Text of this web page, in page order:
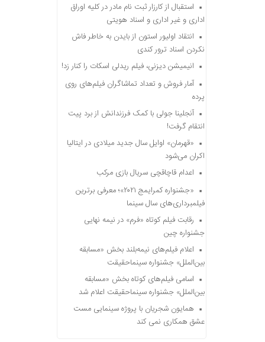
استقبال از کارزار ثبت نام مادر در کلیه اوراق
اداری و غیر اداری و اسناد هویتی
انتقاد اولیور استون از بایدن به خاطر فاش
نکردن اسناد ترور کندی
انیمیشن دیزنی، فیلم ریدلی اسکات را کنار زد!
آمار فروش و تعداد تماشاگران فیلم‌های روی
پرده
آنجلینا جولی با کمک فرزندانش از برد پیت
انتقام گرفت!
«قهرمان» اوایل سال جدید میلادی در ایتالیا
اکران می‌شود
اعدام قاچاقچی سریال بازی مرکب
«جشنواره کمرایمج ۲۰۲۱»؛ معرفی برترین
فیلمبرداری‌های سال سینما
رقابت فیلم کوتاه «فرم» در نیمه نهایی
جشنواره چین
اعلام فیلم‌های نیمه‌بلند بخش «مسابقه
بین‌الملل» جشنواره سینماحقیقت
اسامی فیلم‌های کوتاه بخش «مسابقه
بین‌الملل» جشنواره سینماحقیقت اعلام شد
همایون شجریان با پروژه سینمایی مست
عشق همکاری نمی کند